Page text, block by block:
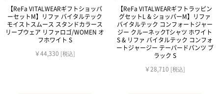
【ReFa VITALWEARギフトショッパ
ーセットM】リファ バイタルテック
モイストスムース スタンドカラース
リープウェア リファロゴ/WOMEN オ
フホワイト S
￥44,330 [税込]
【ReFa VITALWEARギフトラッピン
グセットL & ショッパーM】リファ
バイタルテック コンフォートジャー
ジー クルーネックTシャツ ホワイト
S & リファ バイタルテック コンフォ
ートジャージー テーパードパンツ ブ
ラック S
￥28,710 [税込]